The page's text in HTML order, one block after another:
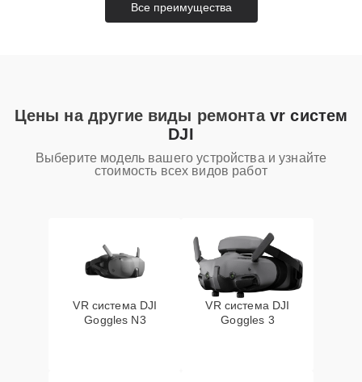
Все преимущества
Цены на другие виды ремонта vr систем
DJI
Выберите модель вашего устройства и узнайте
стоимость всех видов работ
VR система DJI
Goggles N3
VR система DJI
Goggles 3